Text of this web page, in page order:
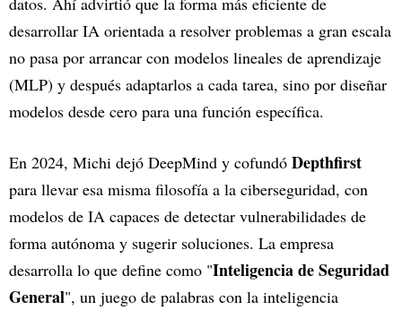
desarrollar IA orientada a resolver problemas a gran escala
no pasa por arrancar con modelos lineales de aprendizaje
(MLP) y después adaptarlos a cada tarea, sino por diseñar
modelos desde cero para una función específica.
En 2024, Michi dejó DeepMind y cofundó Depthfirst
para llevar esa misma filosofía a la ciberseguridad, con
modelos de IA capaces de detectar vulnerabilidades de
forma autónoma y sugerir soluciones. La empresa
desarrolla lo que define como "Inteligencia de Seguridad
General", un juego de palabras con la inteligencia